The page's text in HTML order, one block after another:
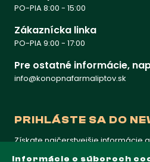
PO-PIA 8:00 - 15:00
Zákaznícka linka
PO-PIA 9:00 - 17:00
Pre ostatné informácie,
info@konopnafarmaliptov.sk
PRIHLÁSTE SA DO
Získate najčerstvejšie informácie
Informácie o súboroch